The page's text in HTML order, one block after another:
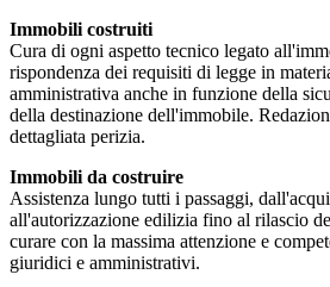
Immobili costruiti
Cura di ogni aspetto tecnico legato
rispondenza dei requisiti di legge in
amministrativa anche in funzione della
della destinazione dell'immobile.
dettagliata perizia.
Immobili da costruire
Assistenza lungo tutti i passaggi,
all'autorizzazione edilizia fino al rilascio
curare con la massima attenzione e
giuridici e amministrativi.